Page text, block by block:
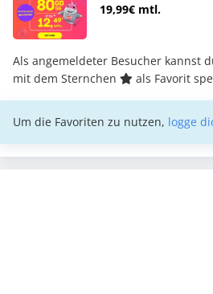
19,99€ mtl.
Als angemeldeter Besucher kannst
mit dem Sternchen
als Favorit
Um die Favoriten zu nutzen, logge